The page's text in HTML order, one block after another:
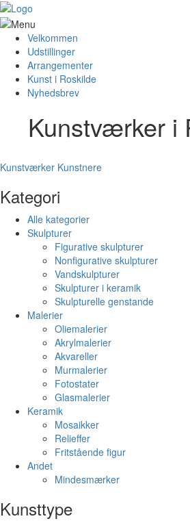
Velkommen
Udstillinger
Arrangementer
Kunst i Roskilde
Nyhedsbrev
Kunstværker i
Kunstværker Kunstnere
Kategori
Alle kategorier
Skulpturer
Figurative skulpturer
Nonfigurative skulpturer
Vandskulpturer
Skulpturer i keramik
Skulpturelle genstande
Malerier
Oliemalerier
Akrylmalerier
Akvareller
Murmalerier
Fotostater
Glasmalerier
Keramik
Mosaikker
Relieffer
Fritstående figur
Andet
Mindesmærker
Kunsttype